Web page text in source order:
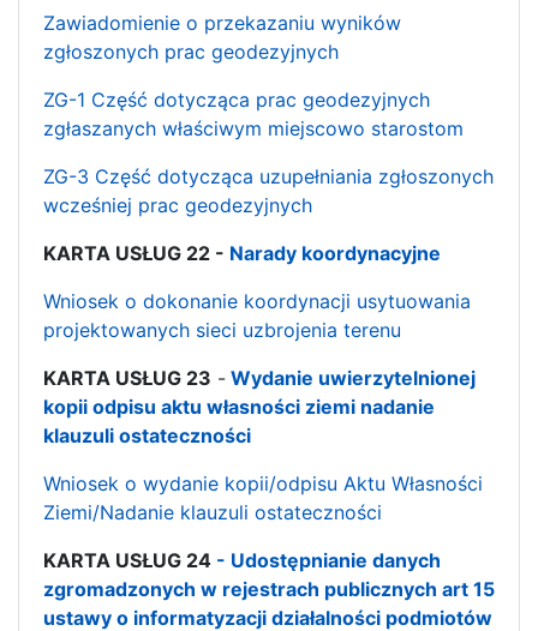
Zawiadomienie o przekazaniu wyników
zgłoszonych prac geodezyjnych
ZG-1 Część dotycząca prac geodezyjnych
zgłaszanych właściwym miejscowo starostom
ZG-3 Część dotycząca uzupełniania zgłoszonych
wcześniej prac geodezyjnych
KARTA USŁUG 22 - Narady koordynacyjne
Wniosek o dokonanie koordynacji usytuowania
projektowanych sieci uzbrojenia terenu
KARTA USŁUG 23 - Wydanie uwierzytelnionej
kopii odpisu aktu własności ziemi nadanie
klauzuli ostateczności
Wniosek o wydanie kopii/odpisu Aktu Własności
Ziemi/Nadanie klauzuli ostateczności
KARTA USŁUG 24 - Udostępnianie danych
zgromadzonych w rejestrach publicznych art 15
ustawy o informatyzacji działalności podmiotów